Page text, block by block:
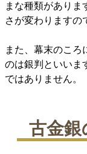
まな種類がありま
さが変わりますの
また、幕末のころ
のは銀判といいま
ではありません。
古金銀